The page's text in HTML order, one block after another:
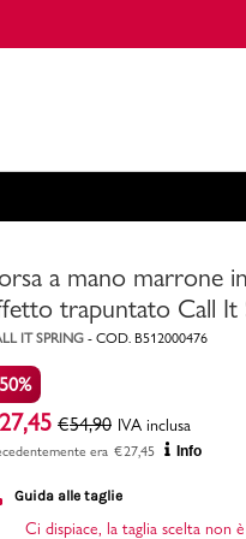
Acquista ora
Consigli
a mano marrone
trapuntato Call It
IT SPRING - COD. B512000476
27,45 €54,90 IVA inclusa
era €27,45 Info
Guida alle taglie
Ci dispiace, la taglia scelta non